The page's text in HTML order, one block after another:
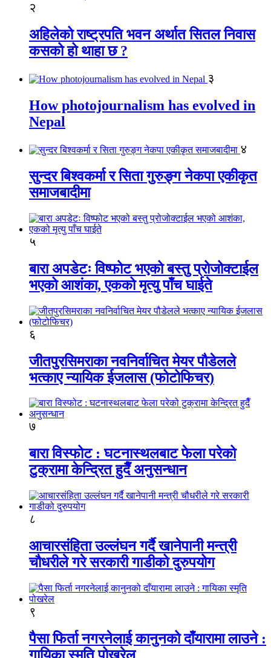
२
अहिलेको राष्ट्रपति भवन अर्थात सितल निवास
कसको हो थाहा छ ?
३
How photojournalism has evolved in
Nepal
४
सुन्दर बिश्वकर्मा र सिता गुरुङ्ग नेकपा एकीकृत
समाजबादीमा
५
बारा अपडेटः विष्फोट भएको बस्तु प्रोजोक्टाईल
भएको आशंका, एकको मृत्यु पाँच घाईते
६
जीतपुरसिमराका नवनिर्वाचित मेयर पौडेलले
भत्काए न्यायिक ईजलास (फोटोफिचर)
७
बारा विस्फोट : घटनास्थलबाट फेला परेको
टुक्रामा केन्द्रित हुदैँ अनुसन्धान
८
आचारसंहिता उल्लंघन गर्दै खानेपानी मन्त्री
चौधरीले गरे सरकारी गाडीको दुरुपयोग
९
पैसा फिर्ता नगरनेलाई कानुनको दाँयारामा लाउने :